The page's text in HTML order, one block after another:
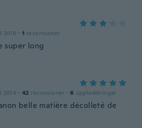
2018 · 1 recensioner
super long
2014 · 42 recensioner · 6 uppladdningar
belle matière décolleté de